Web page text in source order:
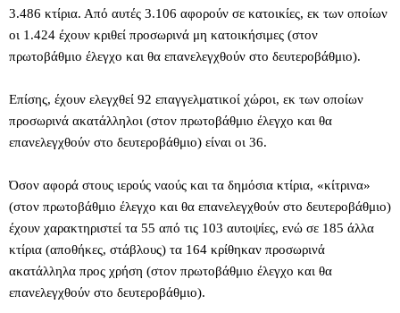
3.486 κτίρια. Από αυτές 3.106 αφορούν σε κατοικίες, εκ των οποίων
οι 1.424 έχουν κριθεί προσωρινά μη κατοικήσιμες (στον
πρωτοβάθμιο έλεγχο και θα επανελεγχθούν στο δευτεροβάθμιο).
Επίσης, έχουν ελεγχθεί 92 επαγγελματικοί χώροι, εκ των οποίων
προσωρινά ακατάλληλοι (στον πρωτοβάθμιο έλεγχο και θα
επανελεγχθούν στο δευτεροβάθμιο) είναι οι 36.
Όσον αφορά στους ιερούς ναούς και τα δημόσια κτίρια, «κίτρινα»
(στον πρωτοβάθμιο έλεγχο και θα επανελεγχθούν στο δευτεροβάθμιο)
έχουν χαρακτηριστεί τα 55 από τις 103 αυτοψίες, ενώ σε 185 άλλα
κτίρια (αποθήκες, στάβλους) τα 164 κρίθηκαν προσωρινά
ακατάλληλα προς χρήση (στον πρωτοβάθμιο έλεγχο και θα
επανελεγχθούν στο δευτεροβάθμιο).